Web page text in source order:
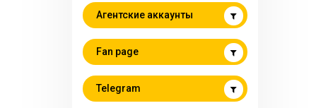
Агентские аккаунты
Fan page
Telegram